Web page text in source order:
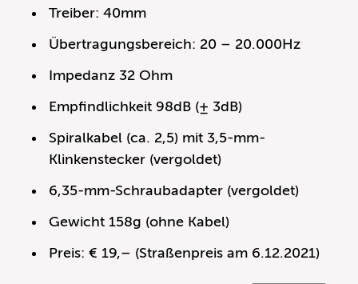
Treiber: 40mm
Übertragungsbereich: 20 – 20.000Hz
Impedanz 32 Ohm
Empfindlichkeit 98dB (± 3dB)
Spiralkabel (ca. 2,5) mit 3,5-mm-
Klinkenstecker (vergoldet)
6,35-mm-Schraubadapter (vergoldet)
Gewicht 158g (ohne Kabel)
Preis: € 19,– (Straßenpreis am 6.12.2021)